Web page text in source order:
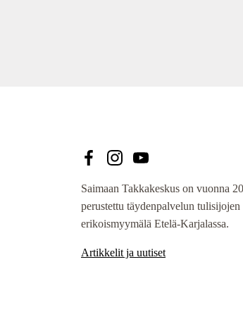
Saimaan Takkakeskus on vuonna
perustettu täydenpalvelun tulisijojen
erikoismyymälä Etelä-Karjalassa.
Artikkelit ja uutiset